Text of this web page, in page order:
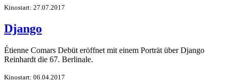
Kinostart: 27.07.2017
Django
Étienne Comars Debüt eröffnet mit einem Porträt über Django
Reinhardt die 67. Berlinale.
Kinostart: 06.04.2017